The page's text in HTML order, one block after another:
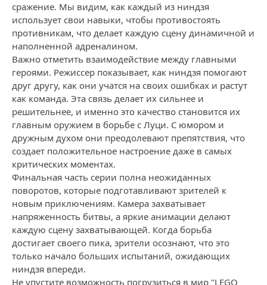
сражение. Мы видим, как каждый из ниндзя
использует свои навыки, чтобы противостоять
противникам, что делает каждую сцену динамичной и
наполненной адреналином.
Важно отметить взаимодействие между главными
героями. Режиссер показывает, как ниндзя помогают
друг другу, как они учатся на своих ошибках и растут
как команда. Эта связь делает их сильнее и
решительнее, и именно это качество становится их
главным оружием в борьбе с Луци. С юмором и
дружным духом они преодолевают препятствия, что
создает положительное настроение даже в самых
критических моментах.
Финальная часть серии полна неожиданных
поворотов, которые подготавливают зрителей к
новым приключениям. Камера захватывает
напряженность битвы, а яркие анимации делают
каждую сцену захватывающей. Когда борьба
достигает своего пика, зрители осознают, что это
только начало больших испытаний, ожидающих
ниндзя впереди.
Не упустите возможность погрузиться в мир "LEGO